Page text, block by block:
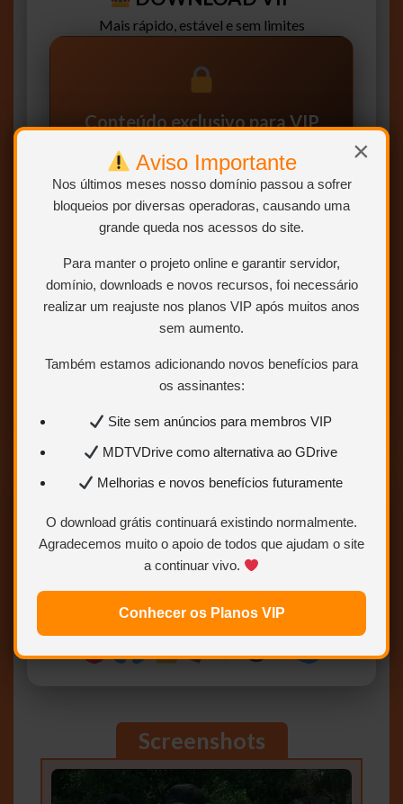
×
Aviso Importante
Nos últimos meses nosso domínio passou a sofrer
bloqueios por diversas operadoras, causando uma
grande queda nos acessos do site.
Para manter o projeto online e garantir servidor,
domínio, downloads e novos recursos, foi necessário
realizar um reajuste nos planos VIP após muitos anos
sem aumento.
Também estamos adicionando novos benefícios para
os assinantes:
Site sem anúncios para membros VIP
MDTVDrive como alternativa ao GDrive
Melhorias e novos benefícios futuramente
O download grátis continuará existindo normalmente.
Agradecemos muito o apoio de todos que ajudam o site
a continuar vivo.
Conhecer os Planos VIP
Mais rápido, estável e sem limites
Conteúdo exclusivo para VIP
Você precisa ser Usuário VIP
links de download.
Sem limites Mais velocidade
Quero ser VIP agora
Sem limites, sem dor de cabeça e ajuda o site
Acesso padrão com redirecionamento
BAIXAR AGORA
Clique para acessar os links disponíveis
Screenshots